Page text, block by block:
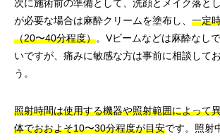
次に施術前の準備として、洗顔とメイク落と
が必要な場合は麻酔クリームを塗布し、 一定
（20〜40分程度）。Vビームなどは麻酔なし
いですが、痛みに敏感な方は事前に相談して
う。
照射時間は使用する機器や照射範囲によって
体でおおよそ10〜30分程度が目安です。照射